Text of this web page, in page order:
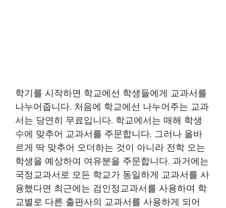
학기를 시작하면 학교에선 학생들에게 교과서를
나누어줍니다. 처음에 학교에선 나누어주는 교과
서는 당연히 무료입니다. 학교에서는 매해 학생
수에 맞추어 교과서를 주문합니다. 그러나 올바
르게 딱 맞추어 오더하는 것이 아니라 전학 오는
학생을 예상하여 여유분을 주문합니다. 과거에는
국정교과서로 모든 학교가 동일하게 교과서를 사
용했다면 최근에는 검인정교과서를 사용하며 학
교별로 다른 출판사의 교과서를 사용하게 되어